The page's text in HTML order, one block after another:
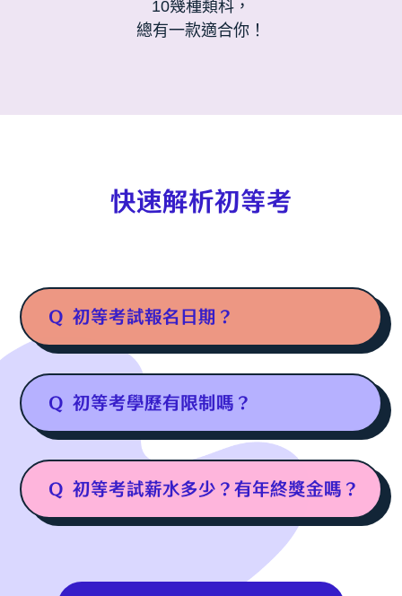
10幾種類科，
總有一款適合你！
快速解析初等考
Q 初等考試報名日期？
Q 初等考學歷有限制嗎？
Q 初等考試薪水多少？有年終獎金嗎？